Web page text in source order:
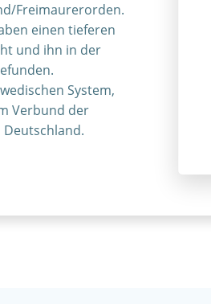
Freimaurerorden.
einen tieferen
und ihn in der
System,
Verbund der